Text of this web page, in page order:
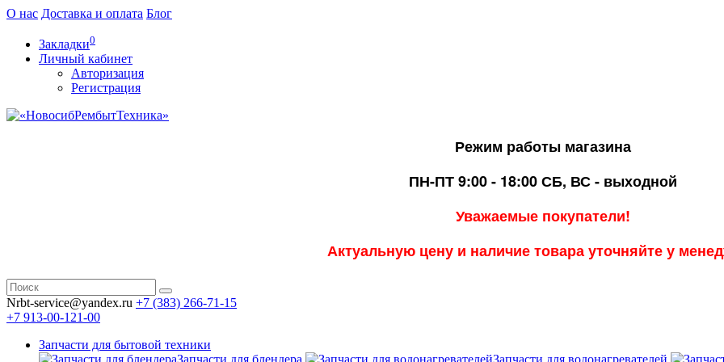
О нас Доставка и оплата Блог
Закладки0
Личный кабинет
Авторизация
Регистрация
Режим работы магазина
ПН-ПТ 9:00 - 18:00СБ, ВС - выходной
Уважаемые покупатели!
Актуальную цену и наличие товара уточняйте у
Nrbt-service@yandex.ru +7 (383) 266-71-15
+7 913-00-121-00
Запчасти для бытовой техники